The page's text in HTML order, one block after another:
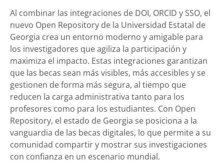
Al combinar las integraciones de DOI, ORCID y SSO, el
nuevo Open Repository de la Universidad Estatal de
Georgia crea un entorno moderno y amigable para
los investigadores que agiliza la participación y
maximiza el impacto. Estas integraciones garantizan
que las becas sean más visibles, más accesibles y se
gestionen de forma más segura, al tiempo que
reducen la carga administrativa tanto para los
profesores como para los estudiantes. Con Open
Repository, el estado de Georgia se posiciona a la
vanguardia de las becas digitales, lo que permite a su
comunidad compartir y mostrar sus investigaciones
con confianza en un escenario mundial.